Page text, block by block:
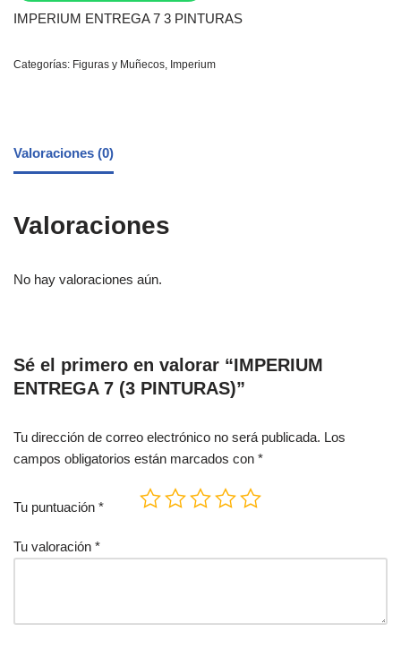
IMPERIUM ENTREGA 7 3 PINTURAS
Categorías: Figuras y Muñecos, Imperium
Valoraciones (0)
Valoraciones
No hay valoraciones aún.
Sé el primero en valorar “IMPERIUM
ENTREGA 7 (3 PINTURAS)”
Tu dirección de correo electrónico no será publicada. Los
campos obligatorios están marcados con *
Tu puntuación *
Tu valoración *